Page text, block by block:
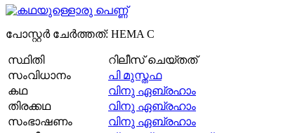
പോസ്റ്റര്‍ ചേര്‍ത്തത്: HEMA C
സ്ഥിതി
റിലീസ് ചെയ്തത്
സംവിധാനം
പി മുസ്തഫ
കഥ
വിനു ഏബ്രഹാം
തിരക്കഥ
വിനു ഏബ്രഹാം
സംഭാഷണം
വിനു ഏബ്രഹാം